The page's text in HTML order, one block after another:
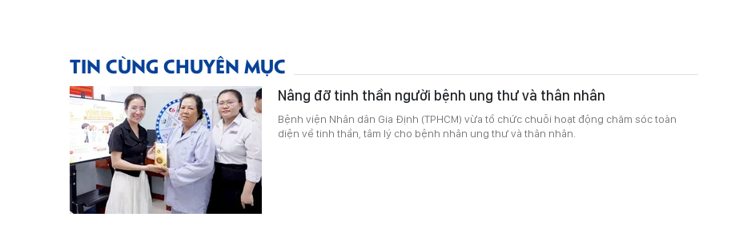
TIN CÙNG CHUYÊN MỤC
Nâng đỡ tinh thần người bệnh ung thư và thân nhân
Bệnh viện Nhân dân Gia Định (TPHCM) vừa tổ chức chuỗi hoạt động chăm sóc toàn
diện về tinh thần, tâm lý cho bệnh nhân ung thư và thân nhân.